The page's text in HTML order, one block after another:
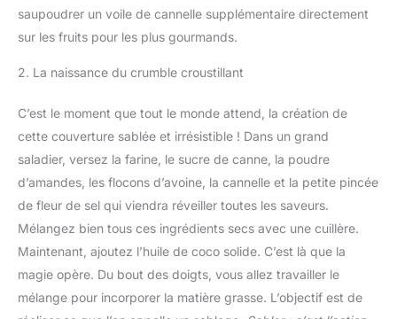
saupoudrer un voile de cannelle supplémentaire directement
sur les fruits pour les plus gourmands.
2. La naissance du crumble croustillant
C’est le moment que tout le monde attend, la création de
cette couverture sablée et irrésistible ! Dans un grand
saladier, versez la farine, le sucre de canne, la poudre
d’amandes, les flocons d’avoine, la cannelle et la petite pincée
de fleur de sel qui viendra réveiller toutes les saveurs.
Mélangez bien tous ces ingrédients secs avec une cuillère.
Maintenant, ajoutez l’huile de coco solide. C’est là que la
magie opère. Du bout des doigts, vous allez travailler le
mélange pour incorporer la matière grasse. L’objectif est de